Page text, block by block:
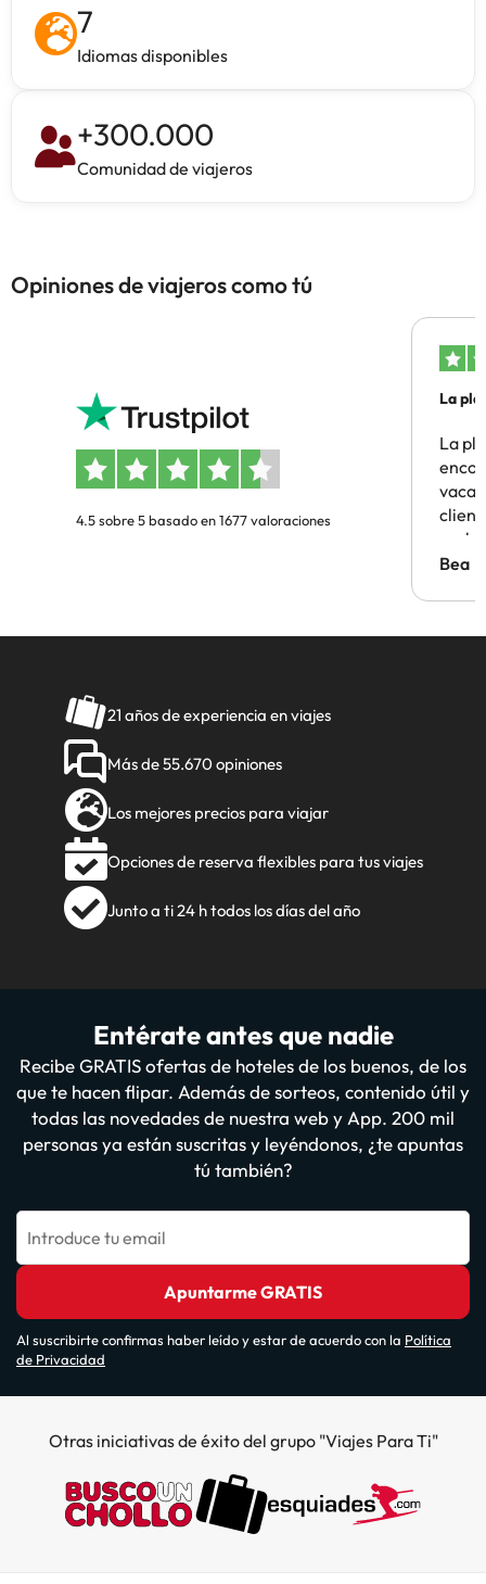
7
Idiomas disponibles
+300.000
Comunidad de viajeros
Opiniones de viajeros como tú
4.5 sobre 5 basado en 1677 valoraciones
La
La
Bea
21 años de experiencia en viajes
Más de 55.670 opiniones
Los mejores precios para viajar
Opciones de reserva flexibles para tus viajes
Junto a ti 24 h todos los días del año
Entérate antes que nadie
Recibe GRATIS ofertas de hoteles de los buenos, de los
que te hacen flipar. Además de sorteos, contenido útil y
todas las novedades de nuestra web y App. 200 mil
personas ya están suscritas y leyéndonos, ¿te apuntas
tú también?
Introduce tu email
Apuntarme GRATIS
Al suscribirte confirmas haber leído y estar de acuerdo con la Política
de Privacidad
Otras iniciativas de éxito del grupo "Viajes Para Ti"